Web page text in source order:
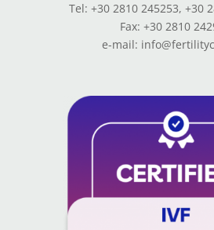
Tel: +30 2810 245253, +30
Fax: +30 2810
e-mail: